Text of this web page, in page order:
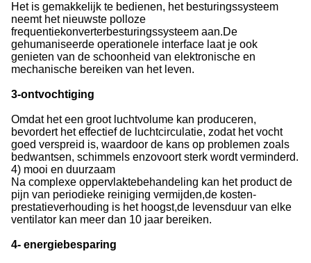
Het is gemakkelijk te bedienen, het besturingssysteem
neemt het nieuwste polloze
frequentiekonverterbesturingssysteem aan.De
gehumaniseerde operationele interface laat je ook
genieten van de schoonheid van elektronische en
mechanische bereiken van het leven.
3-ontvochtiging
Omdat het een groot luchtvolume kan produceren,
bevordert het effectief de luchtcirculatie, zodat het vocht
goed verspreid is, waardoor de kans op problemen zoals
bedwantsen, schimmels enzovoort sterk wordt verminderd.
4) mooi en duurzaam
Na complexe oppervlaktebehandeling kan het product de
pijn van periodieke reiniging vermijden,de kosten-
prestatieverhouding is het hoogst,de levensduur van elke
ventilator kan meer dan 10 jaar bereiken.
4- energiebesparing